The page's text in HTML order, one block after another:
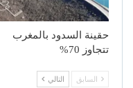
حقينة السدود بالمغرب
تتجاوز 70%
السابق التالي